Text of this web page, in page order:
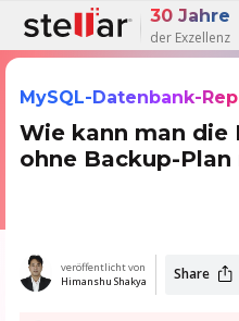
30 Jahre
der Exzellenz
MySQL-Datenbank-
Wie kann man die
ohne Backup-Plan
veröffentlicht von
Himanshu Shakya Share